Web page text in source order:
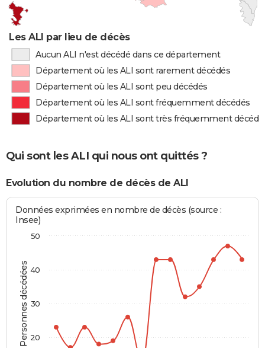
Les ALI par lieu de décès
Aucun ALI n'est décédé dans ce département
Département où les ALI sont rarement décédés
Département où les ALI sont peu décédés
Département où les ALI sont fréquemment décédés
Département où les ALI sont très fréquemment
Qui sont les ALI qui nous ont quittés ?
Evolution du nombre de décès de ALI
Personnes décédées
Données exprimées en nombre de décès (source :
Insee)
20
30
40
50